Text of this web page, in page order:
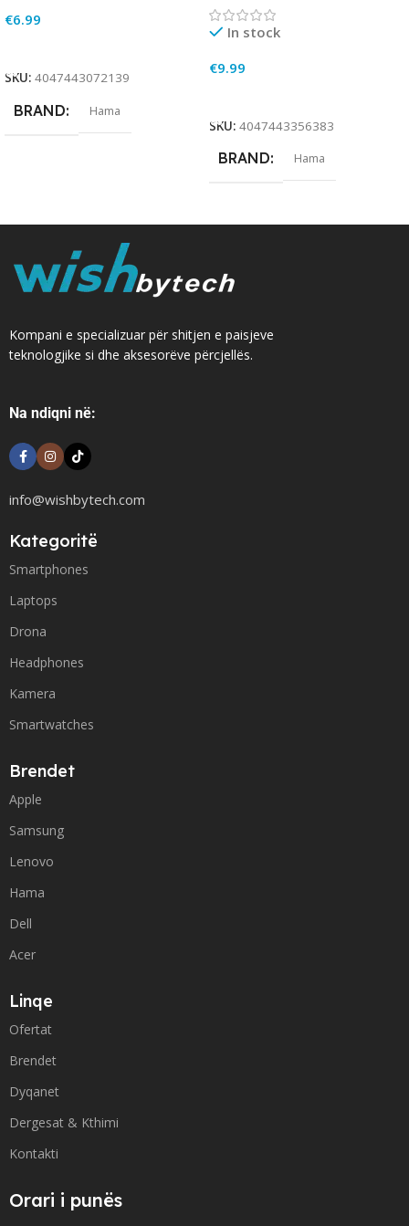
€6.99
SKU: 4047443072139
BRAND Hama
In stock
€9.99
SKU: 4047443356383
BRAND Hama
Kompani e specializuar për shitjen e paisjeve
teknologjike si dhe aksesorëve përcjellës.
Na ndiqni në:
info@wishbytech.com
Kategoritë
Smartphones
Laptops
Drona
Headphones
Kamera
Smartwatches
Brendet
Apple
Samsung
Lenovo
Hama
Dell
Acer
Linqe
Ofertat
Brendet
Dyqanet
Dergesat & Kthimi
Kontakti
Orari i punës